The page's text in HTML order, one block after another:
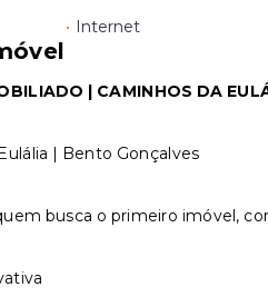
• Internet
| CAMINHOS DA
| Bento Gonçalves
busca o primeiro imóvel,